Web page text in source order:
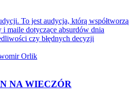
To jest audycja, którą współtworzą
i maile dotyczące absurdów dnia
czy błędnych decyzji
Orlik
NA WIECZÓR